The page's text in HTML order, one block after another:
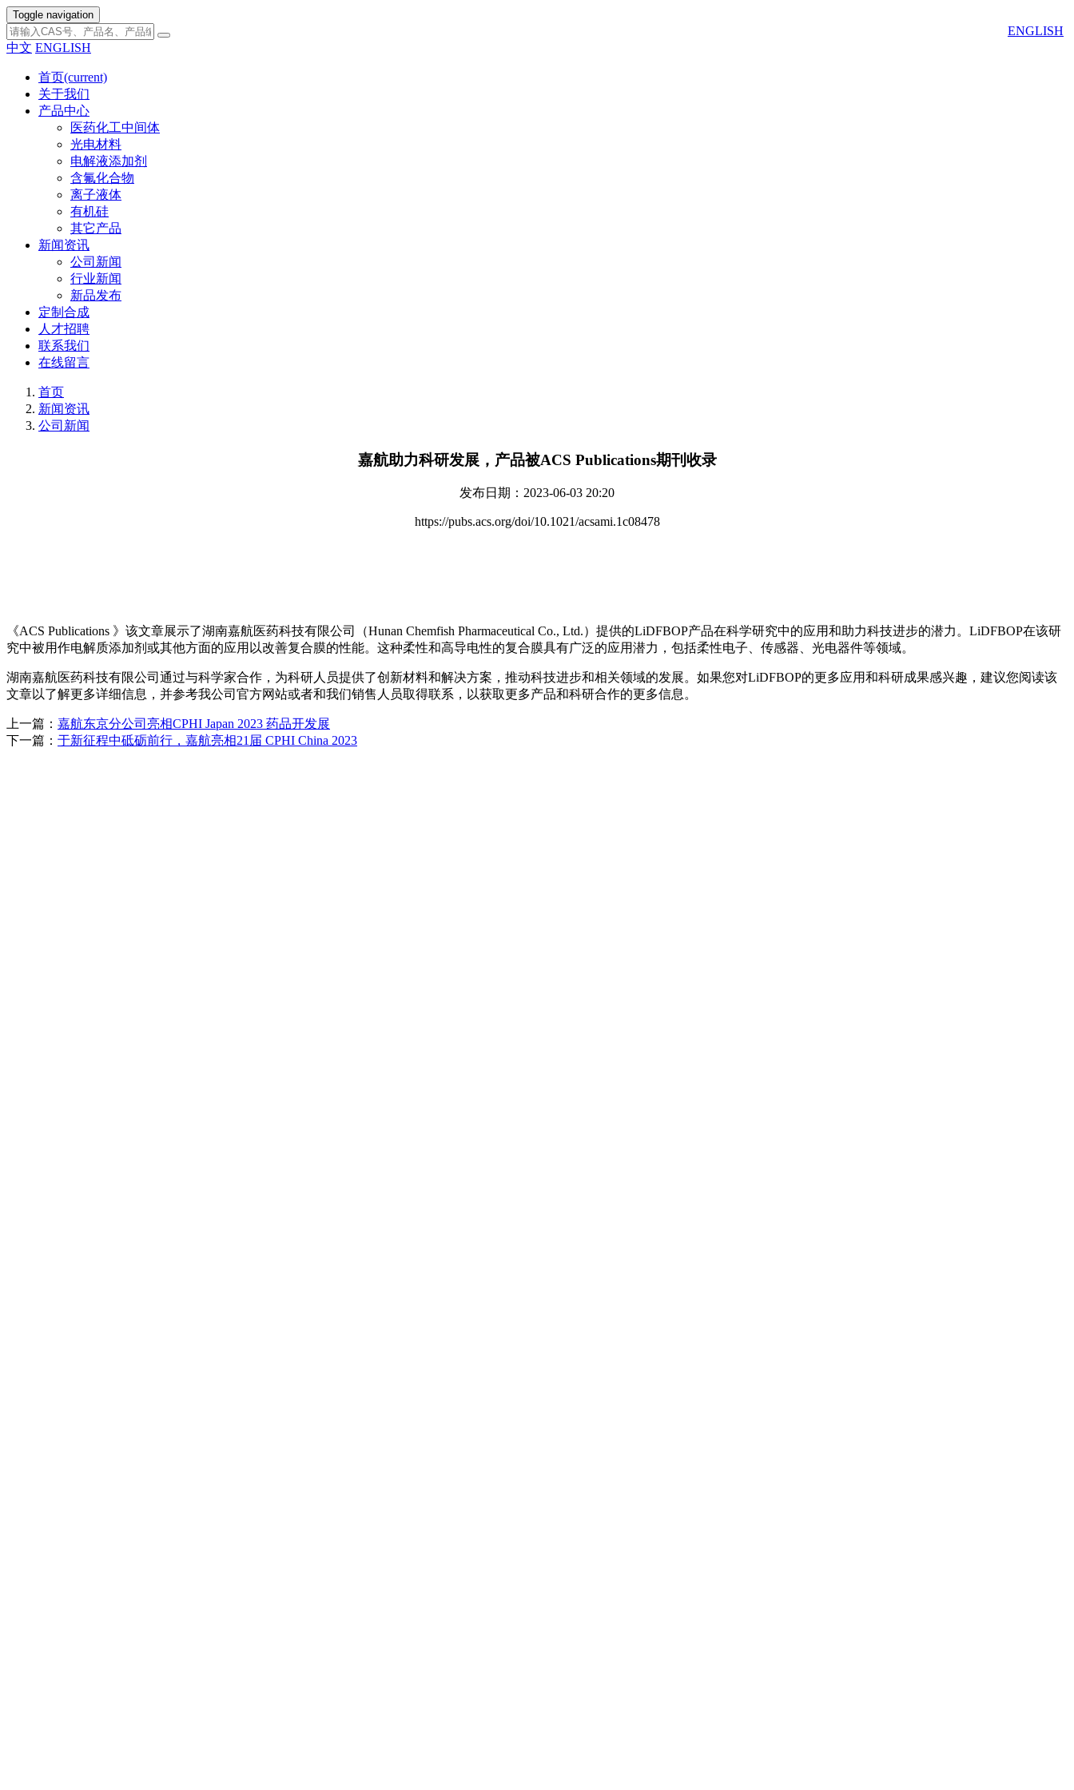
Toggle navigation
ENGLISH
中文 ENGLISH
首页(current)
关于我们
产品中心
医药化工中间体
光电材料
电解液添加剂
含氟化合物
离子液体
有机硅
其它产品
新闻资讯
公司新闻
行业新闻
新品发布
定制合成
人才招聘
联系我们
在线留言
首页
新闻资讯
公司新闻
嘉航助力科研发展，产品被ACS Publications期刊收录
发布日期：2023-06-03 20:20
https://pubs.acs.org/doi/10.1021/acsami.1c08478
《ACS Publications 》该文章展示了湖南嘉航医药科技有限公司（Hunan Chemfish Pharmaceutical Co., Ltd.）提供的LiDFBOP产品在科学研究中的应用和助力科技进步的潜力。LiDFBOP在该研
究中被用作电解质添加剂或其他方面的应用以改善复合膜的性能。这种柔性和高导电性的复合膜具有广泛的应用潜力，包括柔性电子、传感器、光电器件等领域。
湖南嘉航医药科技有限公司通过与科学家合作，为科研人员提供了创新材料和解决方案，推动科技进步和相关领域的发展。如果您对LiDFBOP的更多应用和科研成果感兴趣，建议您阅读该
文章以了解更多详细信息，并参考我公司官方网站或者和我们销售人员取得联系，以获取更多产品和科研合作的更多信息。
上一篇： 嘉航东京分公司亮相CPHI Japan 2023 药品开发展
下一篇： 于新征程中砥砺前行，嘉航亮相21届 CPHI China 2023